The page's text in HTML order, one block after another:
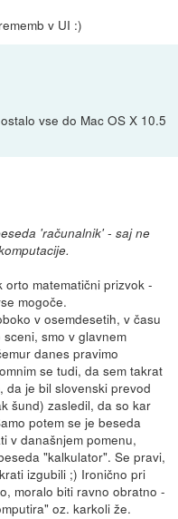
v UI :)
vse do Mac OS X 10.5
'računalnik' - saj ne
matematični prizvok -
mogoče.
v osemdesetih, v času
smo v glavnem
danes pravimo
se tudi, da sem takrat
da je bil slovenski prevod
šund) zasledil, da so kar
potem se je beseda
v današnjem pomenu,
"kalkulator". Se pravi,
izgubili ;) Ironično pri
moralo biti ravno obratno -
oz. karkoli že.